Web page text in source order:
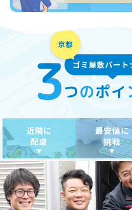
近隣に
配慮
最安値に
挑戦